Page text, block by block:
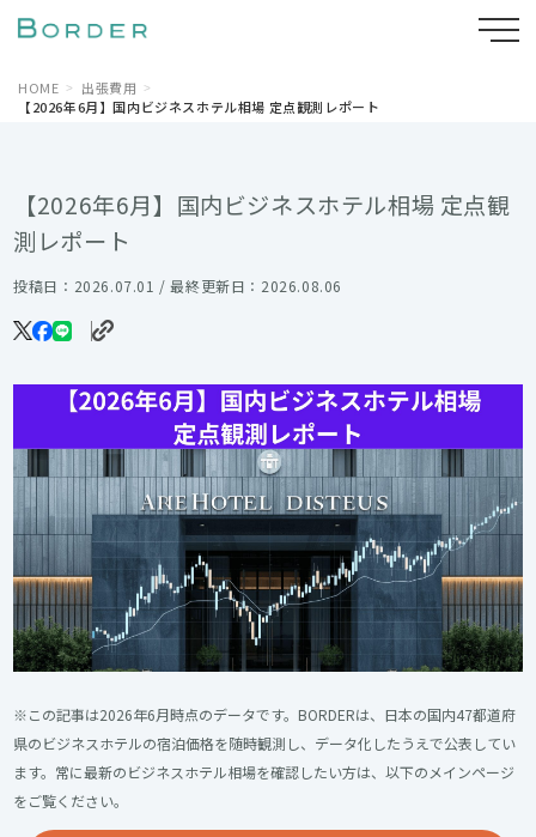
HOME
出張費用
【2026年6月】国内ビジネスホテル相場 定点観測レポート
【2026年6月】国内ビジネスホテル相場 定点観
測レポート
投稿日：2026.07.01 / 最終更新日：2026.08.06
※この記事は2026年6月時点のデータです。BORDERは、日本の国内47都道府
県のビジネスホテルの宿泊価格を随時観測し、データ化したうえで公表してい
ます。常に最新のビジネスホテル相場を確認したい方は、以下のメインページ
をご覧ください。